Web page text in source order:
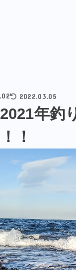
2022.03.05
2021年
！